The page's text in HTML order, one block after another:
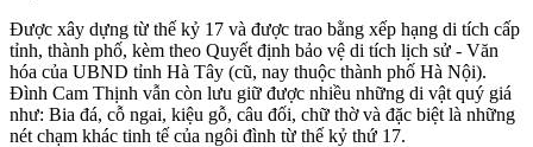
Được xây dựng từ thế kỷ 17 và được trao bằng xếp hạng di tích cấp
tỉnh, thành phố, kèm theo Quyết định bảo vệ di tích lịch sử - Văn
hóa của UBND tỉnh Hà Tây (cũ, nay thuộc thành phố Hà Nội).
Đình Cam Thịnh vẫn còn lưu giữ được nhiều những di vật quý giá
như: Bia đá, cỗ ngai, kiệu gỗ, câu đối, chữ thờ và đặc biệt là những
nét chạm khác tinh tế của ngôi đình từ thế kỷ thứ 17.